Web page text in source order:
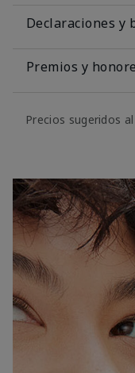
Declaraciones y
Premios y
Precios sugeridos